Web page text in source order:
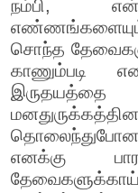
நம்பி,
எண்ணங்களையும்
சொந்த
காணும்படி
இருதயத்தை
எனக்கு